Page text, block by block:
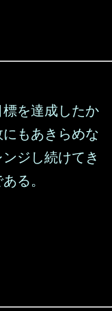
を達成したか
もあきらめな
ジし続けてき
る。